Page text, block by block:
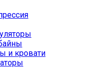
и кровати